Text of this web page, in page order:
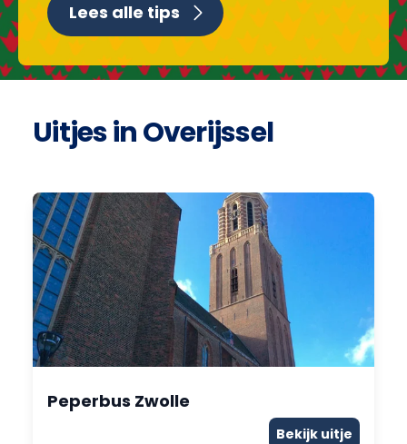
Lees alle tips
Uitjes in Overijssel
Peperbus Zwolle
Bekijk uitje